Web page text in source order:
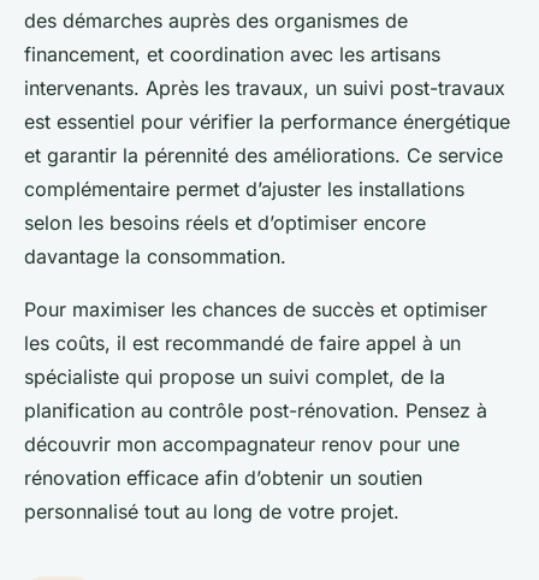
des démarches auprès des organismes de
financement, et coordination avec les artisans
intervenants. Après les travaux, un suivi post-travaux
est essentiel pour vérifier la performance énergétique
et garantir la pérennité des améliorations. Ce service
complémentaire permet d’ajuster les installations
selon les besoins réels et d’optimiser encore
davantage la consommation.
Pour maximiser les chances de succès et optimiser
les coûts, il est recommandé de faire appel à un
spécialiste qui propose un suivi complet, de la
planification au contrôle post-rénovation. Pensez à
découvrir mon accompagnateur renov pour une
rénovation efficace afin d’obtenir un soutien
personnalisé tout au long de votre projet.